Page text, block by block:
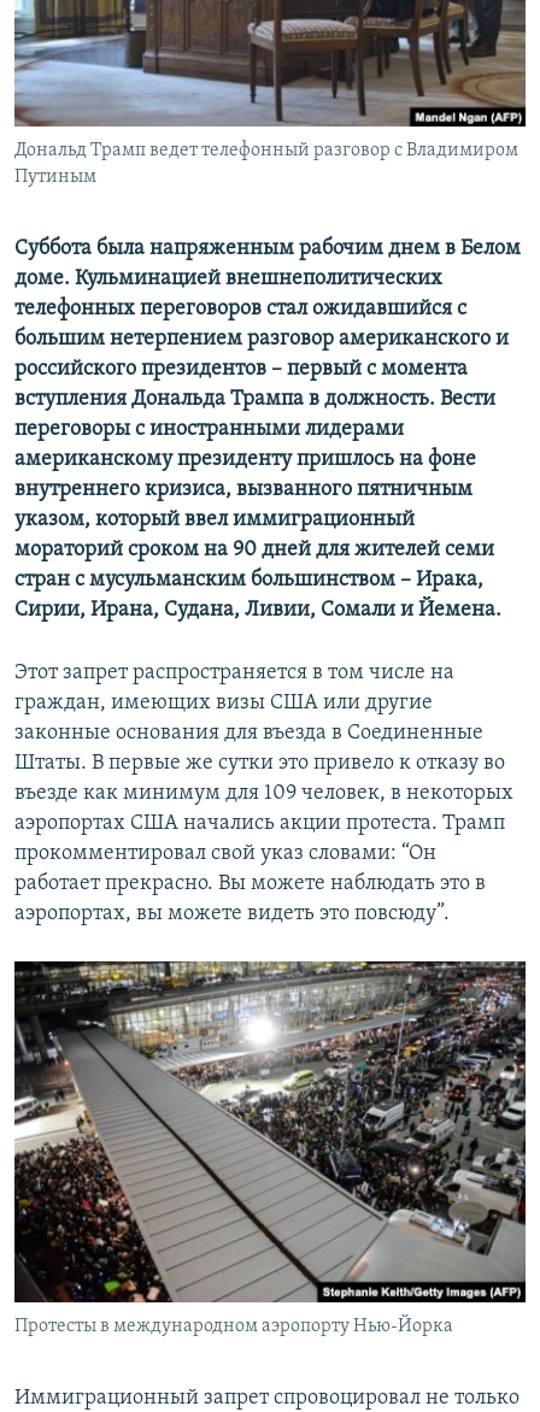
ПОБЕДИТЕЛЕЙ НЕ СУДЯТ?
КРЫМ.НЕПОКОРЕННЫЙ
ELIFBE
УКРАИНСКАЯ ПРОБЛЕМА КРЫМА
ПРИСОЕДИНЯЙТЕСЬ!
Все сайты RFE/RL
Дональд Трамп ведет телефонный разговор с Владимиром
Путиным
Суббота была напряженным рабочим днем в Белом
доме. Кульминацией внешнеполитических
телефонных переговоров стал ожидавшийся с
большим нетерпением разговор американского и
российского президентов – первый с момента
вступления Дональда Трампа в должность. Вести
переговоры с иностранными лидерами
американскому президенту пришлось на фоне
внутреннего кризиса, вызванного пятничным
указом, который ввел иммиграционный
мораторий сроком на 90 дней для жителей семи
стран с мусульманским большинством – Ирака,
Сирии, Ирана, Судана, Ливии, Сомали и Йемена.
Этот запрет распространяется в том числе на
граждан, имеющих визы США или другие
законные основания для въезда в Соединенные
Штаты. В первые же сутки это привело к отказу во
въезде как минимум для 109 человек, в некоторых
аэропортах США начались акции протеста. Трамп
прокомментировал свой указ словами: “Он
работает прекрасно. Вы можете наблюдать это в
аэропортах, вы можете видеть это повсюду”.
Протесты в международном аэропорту Нью-Йорка
Иммиграционный запрет спровоцировал не только